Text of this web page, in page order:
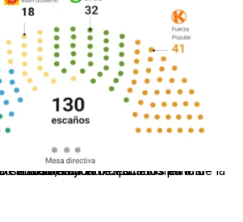
El JNE oficializó la distribución de escaños para la elección de 60 senadores y 130 diputados en las Elecciones Generales 2026, tras el restablecimiento de la Bicameralidad.